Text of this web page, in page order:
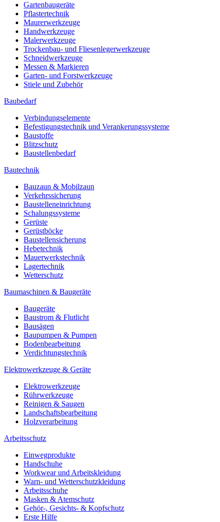
Gartenbaugeräte
Pflastertechnik
Maurerwerkzeuge
Handwerkzeuge
Malerwerkzeuge
Trockenbau- und Fliesenlegerwerkzeuge
Schneidwerkzeuge
Messen & Markieren
Garten- und Forstwerkzeuge
Stiele und Zubehör
Baubedarf
Verbindungselemente
Befestigungstechnik und Verankerungssysteme
Baustoffe
Blitzschutz
Baustellenbedarf
Bautechnik
Bauzaun & Mobilzaun
Verkehrssicherung
Baustelleneinrichtung
Schalungssysteme
Gerüste
Gerüstböcke
Baustellensicherung
Hebetechnik
Mauerwerkstechnik
Lagertechnik
Wetterschutz
Baumaschinen & Baugeräte
Baugeräte
Baustrom & Flutlicht
Bausägen
Baupumpen & Pumpen
Bodenbearbeitung
Verdichtungstechnik
Elektrowerkzeuge & Geräte
Elektrowerkzeuge
Rührwerkzeuge
Reinigen & Saugen
Landschaftsbearbeitung
Holzverarbeitung
Arbeitsschutz
Einwegprodukte
Handschuhe
Workwear und Arbeitskleidung
Warn- und Wetterschutzkleidung
Arbeitsschuhe
Masken & Atemschutz
Gehör-, Gesichts- & Kopfschutz
Erste Hilfe